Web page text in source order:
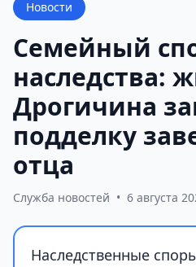
Новости
Семейный
наследства:
Дрогичина
подделку
отца
Служба новостей • 6 августа
Наследственные